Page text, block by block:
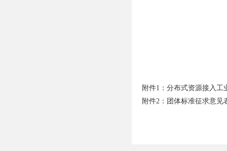
附件1：分布式资源接入
附件2：团体标准征求意见